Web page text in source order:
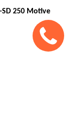
250 Motive